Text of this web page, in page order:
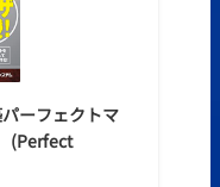
ーフェクトマ
(Perfect